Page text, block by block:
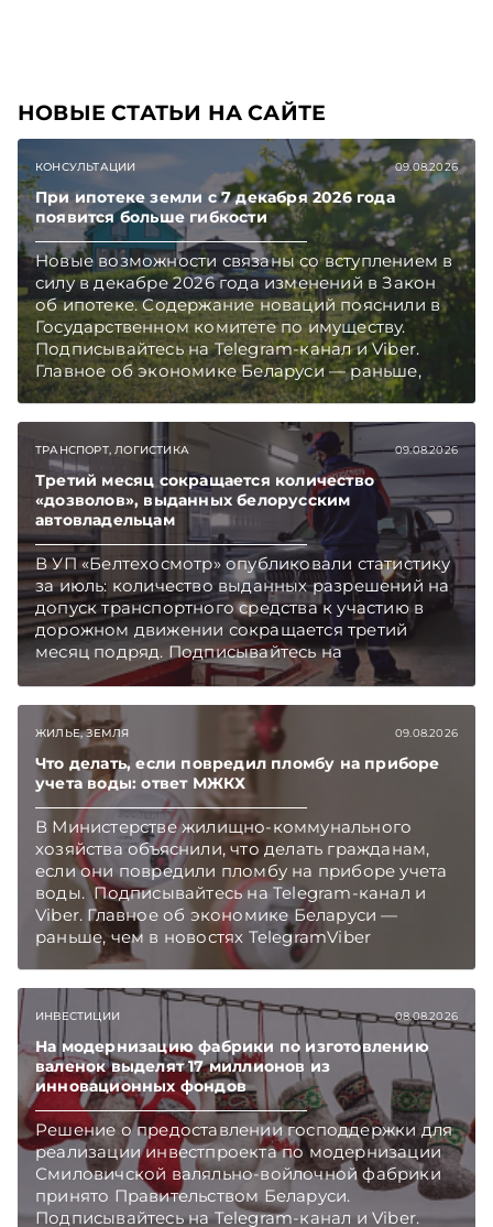
НОВЫЕ СТАТЬИ НА САЙТЕ
КОНСУЛЬТАЦИИ 09.08.2026
При ипотеке земли с 7 декабря 2026 года
появится больше гибкости
Новые возможности связаны со вступлением в
силу в декабре 2026 года изменений в Закон
об ипотеке. Содержание новаций пояснили в
Государственном комитете по имуществу.
Подписывайтесь на Telegram‑канал и Viber.
Главное об экономике Беларуси — раньше,
чем в новостях TelegramViber
ТРАНСПОРТ, ЛОГИСТИКА 09.08.2026
Третий месяц сокращается количество
«дозволов», выданных белорусским
автовладельцам
В УП «Белтехосмотр» опубликовали статистику
за июль: количество выданных разрешений на
допуск транспортного средства к участию в
дорожном движении сокращается третий
месяц подряд. Подписывайтесь на
Telegram‑канал и Viber. Главное об экономике
TelegramViber
ЖИЛЬЕ, ЗЕМЛЯ 09.08.2026
Что делать, если повредил пломбу на приборе
учета воды: ответ МЖКХ
В Министерстве жилищно-коммунального
хозяйства объяснили, что делать гражданам,
если они повредили пломбу на приборе учета
воды. Подписывайтесь на Telegram‑канал и
Viber. Главное об экономике Беларуси —
раньше, чем в новостях TelegramViber
ИНВЕСТИЦИИ 08.08.2026
На модернизацию фабрики по изготовлению
валенок выделят 17 миллионов из
инновационных фондов
Решение о предоставлении господдержки для
реализации инвестпроекта по модернизации
Смиловичской валяльно-войлочной фабрики
принято Правительством Беларуси.
Подписывайтесь на Telegram‑канал и Viber.